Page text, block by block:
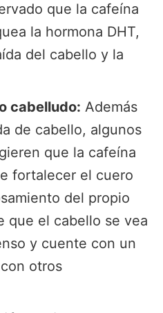
que la cafeína
la hormona DHT,
del cabello y la
cabelludo: Además
de cabello, algunos
que la cafeína
fortalecer el cuero
del propio
que el cabello se vea
y cuente con un
otros